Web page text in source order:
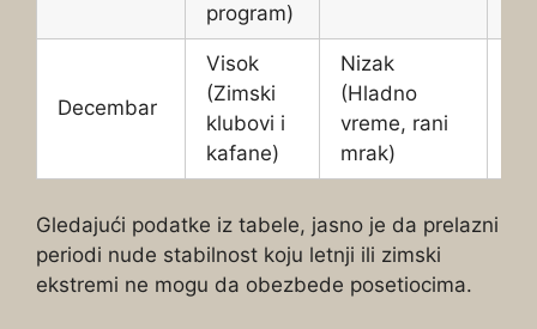
program)
Decembar
Visok
(Zimski
klubovi i
kafane)
Nizak
(Hladno
vreme, rani
mrak)
Gledajući podatke iz tabele, jasno je da prelazni
periodi nude stabilnost koju letnji ili zimski
ekstremi ne mogu da obezbede posetiocima.